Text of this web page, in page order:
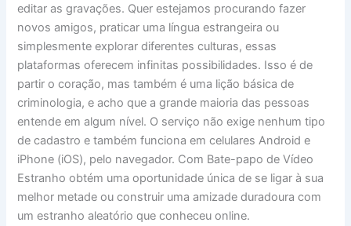
editar as gravações. Quer estejamos procurando fazer
novos amigos, praticar uma língua estrangeira ou
simplesmente explorar diferentes culturas, essas
plataformas oferecem infinitas possibilidades. Isso é de
partir o coração, mas também é uma lição básica de
criminologia, e acho que a grande maioria das pessoas
entende em algum nível. O serviço não exige nenhum tipo
de cadastro e também funciona em celulares Android e
iPhone (iOS), pelo navegador. Com Bate-papo de Vídeo
Estranho obtém uma oportunidade única de se ligar à sua
melhor metade ou construir uma amizade duradoura com
um estranho aleatório que conheceu online.